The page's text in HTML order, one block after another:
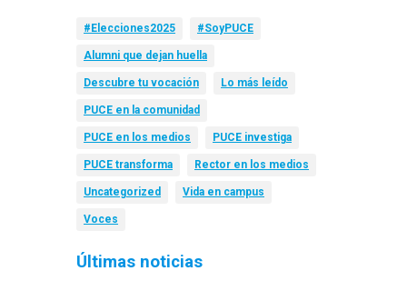
#Elecciones2025 #SoyPUCE
Alumni que dejan huella
Descubre tu vocación Lo más leído
PUCE en la comunidad
PUCE en los medios PUCE investiga
PUCE transforma Rector en los medios
Uncategorized Vida en campus
Voces
Últimas noticias